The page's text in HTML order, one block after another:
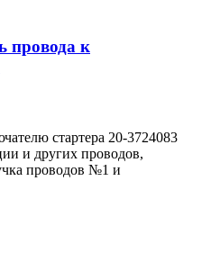
провода к
стартера 20-3724083
и других проводов,
проводов №1 и